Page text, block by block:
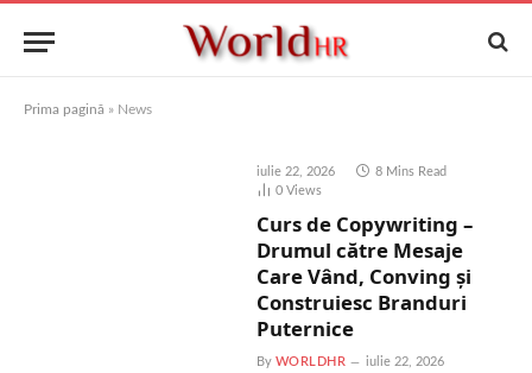
Prima pagină » News
iulie 22, 2026
8 Mins Read
0 Views
Curs de Copywriting –
Drumul către Mesaje
Care Vând, Conving și
Construiesc Branduri
Puternice
By WORLDHR
iulie 22, 2026